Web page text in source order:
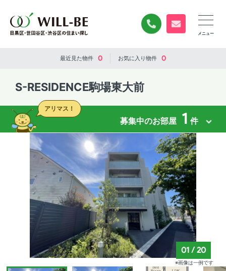
0120-840-834
無料お問い合
最近見た物件 0 お気に入り物件 0
S-RESIDENCE駒場東大前
募集中のお部屋 1 件
アリマス！
01 /20
※画像は一例です